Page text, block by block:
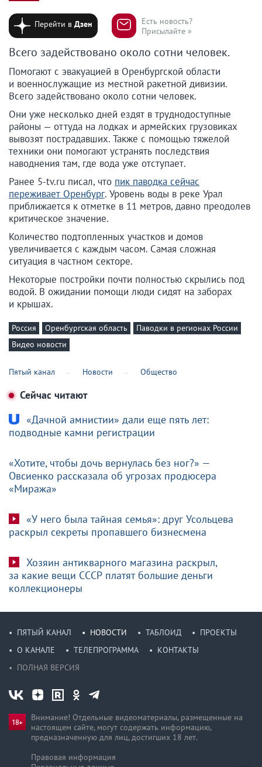
Перейти вДзен
Есть новость?
Присылайте »
Всего задействовано около сотни человек.
Помогают с эвакуацией в Оренбургской области
и военнослужащие из местной ракетной дивизии.
Всего задействовано около сотни человек.
Они уже несколько дней ездят в труднодоступные
районы — оттуда на лодках и армейских грузовиках
вывозят пострадавших. Также с помощью тяжелой
техники они помогают устранять последствия
наводнения там, где вода уже отступает.
Ранее 5-tv.ru писал, что пик паводка сейчас
переживает Оренбург. Уровень воды в реке Урал
приближается к отметке в 11 метров, давно преодолев
критическое значение.
Количество подтопленных участков и домов
увеличивается с каждым часом. Самая сложная
ситуация в частном секторе.
Некоторые постройки почти полностью скрылись под
водой. В ожидании помощи люди сидят на заборах
и крышах.
Россия Оренбургская область
Паводки в регионах России
Видео новости
Пятый канал Новости Общество
Сейчас читают
«Дачной амнистии» дали еще пять лет:
подводные камни регистрации
«Хотите, чтобы дочь вернулась без ног?» —
Овсиенко рассказала об угрозах продюсера
«Миража»
«У него была тайная семья»: друг Усольцева
раскрыл секреты пропавшего бизнесмена
Хозяин антикварного магазина раскрыл,
за какие вещи СССР платят большие деньги
коллекционеры
ПЯТЫЙ КАНАЛ НОВОСТИ ТАБЛОИД
ПРОЕКТЫ
О КАНАЛЕ
ТЕЛЕПРОГРАММА
КОНТАКТЫ
ПОЛНАЯ ВЕРСИЯ
Внимание! Отдельные видеоматериалы, размещенные на
настоящем сайте, могут содержать информацию,
предназначен­ную для лиц, достигших 18 лет.
Правовая информация